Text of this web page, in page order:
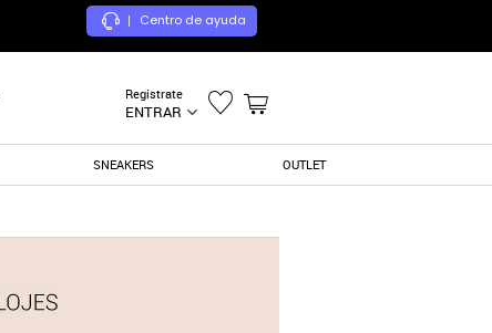
| Centro de ayuda
Registrate
ENTRAR
SNEAKERS OUTLET